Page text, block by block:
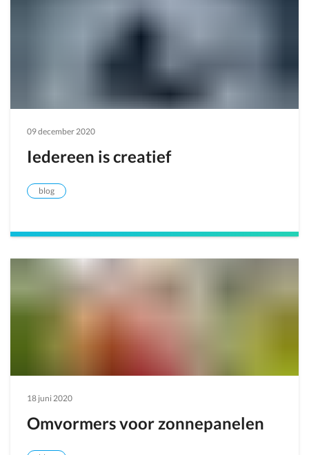
09 december 2020
Iedereen is creatief
blog
18 juni 2020
Omvormers voor zonnepanelen